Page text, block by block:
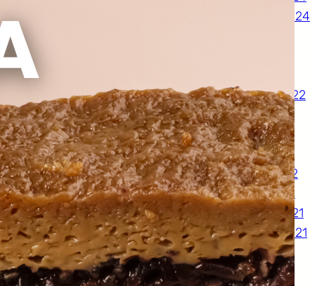
September 2024
December 2022
October 2022
June 2022
March 2022
February 2022
January 2022
December 2021
September 2021
March 2021